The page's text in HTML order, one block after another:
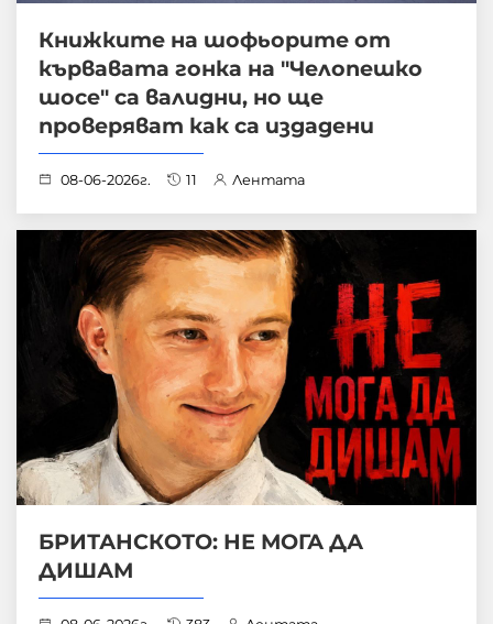
Книжките на шофьорите от
кървавата гонка на "Челопешко
шосе" са валидни, но ще
проверяват как са издадени
08-06-2026г. 11 Лентата
БРИТАНСКОТО: НЕ МОГА ДА
ДИШАМ